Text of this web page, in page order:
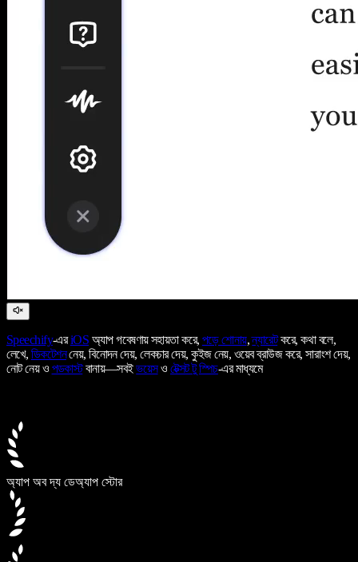
Speechify-এরiOS অ্যাপ গবেষণায় সহায়তা করে, পড়ে শোনায়,ন্যারেটকরে, কথা বলে,
লেখে, ডিকটেশননেয়, বিনোদন দেয়, লেকচার দেয়, কুইজ নেয়, ওয়েব ব্রাউজ করে, সারাংশ দেয়,
নোট নেয় ও পডকাস্টবানায়—সবইভয়েসও টেক্সট টু স্পিচ-এর মাধ্যমে
অ্যাপ অব দ্য ডেঅ্যাপ স্টোর